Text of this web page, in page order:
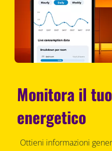
Monitora il
energetico
Ottieni informazioni